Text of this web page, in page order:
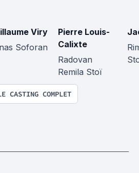
Viry
Soforan
Pierre Louis-
Calixte
Radovan
Remila Stoï
CASTING COMPLET